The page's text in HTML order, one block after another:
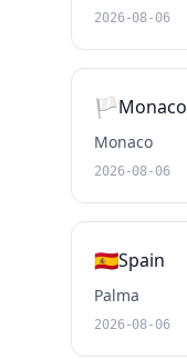
2026-08-06
🏳️Monaco
Monaco
2026-08-06
🇪🇸Spain
Palma
2026-08-06